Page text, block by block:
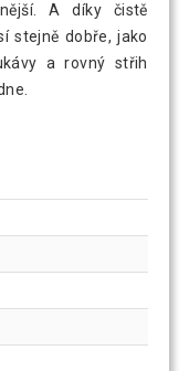
A díky čistě
stejně dobře, jako
a rovný střih